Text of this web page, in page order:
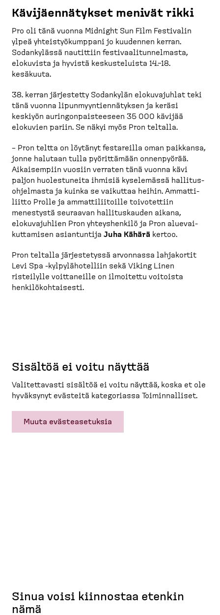
Kävijäen­nä­tykset menivät rikki
Pro oli tänä vuonna Midnight Sun Film Festivalin
ylpeä yhteis­työ­kumppani jo kuudennen kerran.
Sodankylässä nautittiin festivaa­li­tun­nelmasta,
elokuvista ja hyvistä keskus­te­luista 14.–18.
kesäkuuta.
38. kerran järjestetty Sodankylän elokuva­juhlat teki
tänä vuonna lipunmyyn­tien­nä­tyksen ja keräsi
keskiyön auringon­pais­teeseen 35 000 kävijää
elokuvien pariin. Se näkyi myös Pron teltalla.
– Pron teltta on löytänyt festareilla oman paikkansa,
jonne halutaan tulla pyörit­tämään onnenpyörää.
Aikaisempiin vuosiin verraten tänä vuonna kävi
paljon huoles­tuneita ihmisiä kyselemässä hallitus­
oh­jelmasta ja kuinka se vaikuttaa heihin. Ammatti­
liitto Prolle ja ammatti­lii­toille toivotettiin
menestystä seuraavan hallitus­kauden aikana,
elokuva­juhlien Pron yhteys­henkilö ja Pron aluevai­
kut­tamisen asiantuntija Juha Kähärä kertoo.
Pron teltalla järjes­tetyssä arvonnassa lahjakortit
Levi Spa -​kylpylä­ho­telliin sekä Viking Linen
risteilylle voitta­neille on ilmoitettu voitoista
henkilö­koh­taisesti.
Sisältöä ei voitu näyttää
Valitet­tavasti sisältöä ei voitu näyttää, koska et ole
hyväksynyt evästeitä katego­riassa Toimin­nalliset.
Muuta evästeasetuksia
Sinua voisi kiinnostaa etenkin
nämä